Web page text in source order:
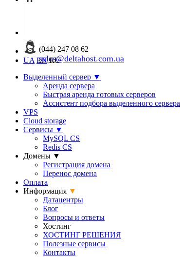
(044) 247 08 62
sales@deltahost.com.ua
UA EN RU
Выделенный сервер ▼
Аренда сервера
Быстрая аренда готовых серверов
Ассистент подбора выделенного сервера
VPS
Cloud storage
Сервисы ▼
MySQL CS
Redis CS
Домены ▼
Регистрация домена
Перенос домена
Оплата
Информация ▼
Датацентры
Блог
Вопросы и ответы
Хостинг
ХОСТИНГ РЕШЕНИЯ
Полезные сервисы
Контакты